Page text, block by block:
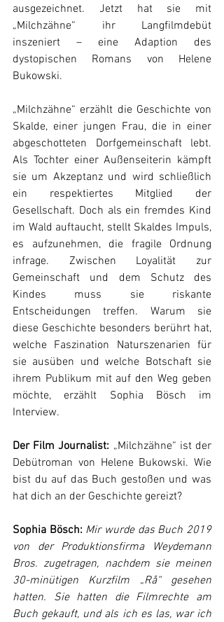
ausgezeichnet. Jetzt hat sie mit
„Milchzähne“ ihr Langfilmdebüt
inszeniert – eine Adaption des
dystopischen Romans von Helene
Bukowski.
„Milchzähne“ erzählt die Geschichte von
Skalde, einer jungen Frau, die in einer
abgeschotteten Dorfgemeinschaft lebt.
Als Tochter einer Außenseiterin kämpft
sie um Akzeptanz und wird schließlich
ein respektiertes Mitglied der
Gesellschaft. Doch als ein fremdes Kind
im Wald auftaucht, stellt Skaldes Impuls,
es aufzunehmen, die fragile Ordnung
infrage. Zwischen Loyalität zur
Gemeinschaft und dem Schutz des
Kindes muss sie riskante
Entscheidungen treffen. Warum sie
diese Geschichte besonders berührt hat,
welche Faszination Naturszenarien für
sie ausüben und welche Botschaft sie
ihrem Publikum mit auf den Weg geben
möchte, erzählt Sophia Bösch im
Interview.
Der Film Journalist: „Milchzähne“ ist der
Debütroman von Helene Bukowski. Wie
bist du auf das Buch gestoßen und was
hat dich an der Geschichte gereizt?
Sophia Bösch: Mir wurde das Buch 2019
von der Produktionsfirma Weydemann
Bros. zugetragen, nachdem sie meinen
30-minütigen Kurzfilm „Rå“ gesehen
hatten. Sie hatten die Filmrechte am
Buch gekauft, und als ich es las, war ich